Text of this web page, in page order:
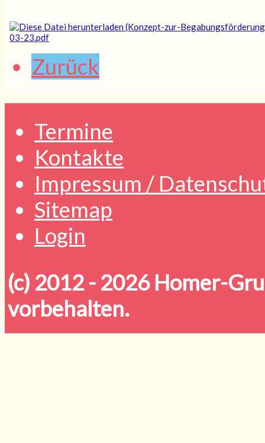
03-23.pdf
Zurück
Termine
Kontakte
Impressum /
Sitemap
Login
(c) 2012 - 2026 Homer-
vorbehalten.